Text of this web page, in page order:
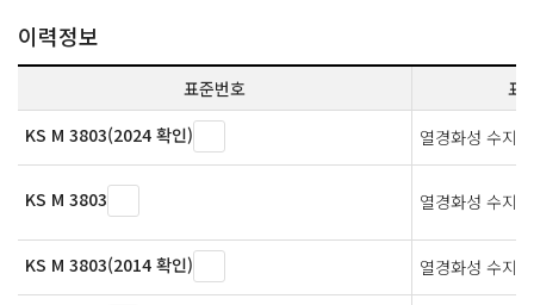
이력정보
표준번호
표
KS M 3803(2024 확인)
열경화성 수지
KS M 3803 열경화성 수지
KS M 3803(2014 확인) 열경화성 수지